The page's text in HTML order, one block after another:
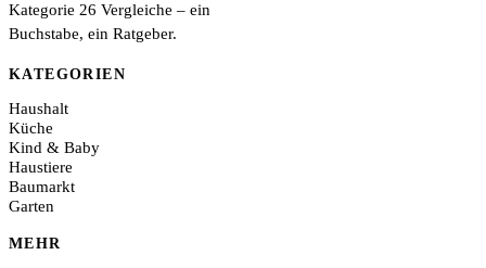
Kategorie 26 Vergleiche – ein
Buchstabe, ein Ratgeber.
KATEGORIEN
Haushalt
Küche
Kind & Baby
Haustiere
Baumarkt
Garten
MEHR